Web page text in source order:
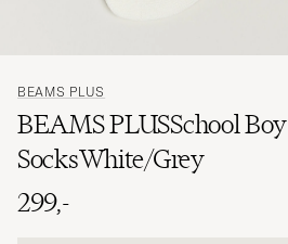
BEAMS PLUS
BEAMS PLUSSchool Boy
SocksWhite/Grey
299,-